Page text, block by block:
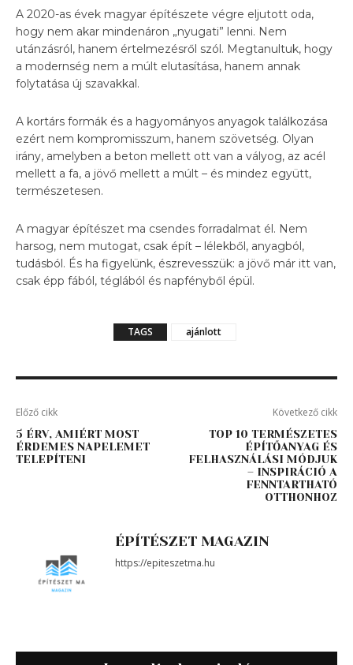
A 2020-as évek magyar építészete végre eljutott oda,
hogy nem akar mindenáron „nyugati” lenni. Nem
utánzásról, hanem értelmezésről szól. Megtanultuk, hogy
a modernség nem a múlt elutasítása, hanem annak
folytatása új szavakkal.
A kortárs formák és a hagyományos anyagok találkozása
ezért nem kompromisszum, hanem szövetség. Olyan
irány, amelyben a beton mellett ott van a vályog, az acél
mellett a fa, a jövő mellett a múlt – és mindez együtt,
természetesen.
A magyar építészet ma csendes forradalmat él. Nem
harsog, nem mutogat, csak épít – lélekből, anyagból,
tudásból. És ha figyelünk, észrevesszük: a jövő már itt van,
csak épp fából, téglából és napfényből épül.
TAGS ajánlott
Előző cikk
5 ÉRV, AMIÉRT MOST
ÉRDEMES NAPELEMET
TELEPÍTENI
Következő cikk
TOP 10 TERMÉSZETES
ÉPÍTŐANYAG ÉS
FELHASZNÁLÁSI MÓDJUK
– INSPIRÁCIÓ A
FENNTARTHATÓ
OTTHONHOZ
ÉPÍTÉSZET MAGAZIN
https://epiteszetma.hu